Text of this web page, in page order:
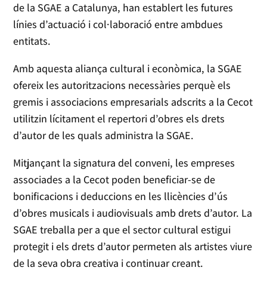
de la SGAE a Catalunya, han establert les futures
línies d’actuació i col·laboració entre ambdues
entitats.
Amb aquesta aliança cultural i econòmica, la SGAE
ofereix les autoritzacions necessàries perquè els
gremis i associacions empresarials adscrits a la Cecot
utilitzin lícitament el repertori d’obres els drets
d’autor de les quals administra la SGAE.
Mitjançant la signatura del conveni, les empreses
associades a la Cecot poden beneficiar-se de
bonificacions i deduccions en les llicències d’ús
d’obres musicals i audiovisuals amb drets d’autor. La
SGAE treballa per a que el sector cultural estigui
protegit i els drets d’autor permeten als artistes viure
de la seva obra creativa i continuar creant.